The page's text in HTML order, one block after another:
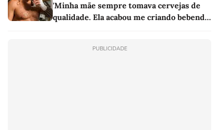
'Minha mãe sempre tomava cervejas de
qualidade. Ela acabou me criando bebendo
PUBLICIDADE